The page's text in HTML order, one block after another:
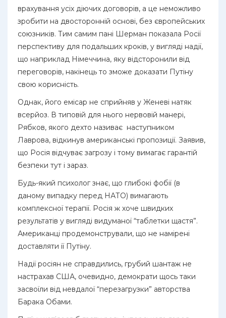
врахування усіх діючих договорів, а це неможливо
зробити на двосторонній основі, без європейських
союзників. Тим самим пані Шерман показала Росії
перспективу для подальших кроків, у вигляді надії,
що наприклад Німеччина, яку відсторонили від
переговорів, накінець то зможе доказати Путіну
свою корисність.
Однак, його емісар не сприйняв у Женеві натяк
всерйоз. В типовій для нього нервовій манері,
Рябков, якого дехто називає наступником
Лаврова, відкинув американські пропозиції. Заявив,
що Росія відчуває загрозу і тому вимагає гарантій
безпеки тут і зараз.
Будь-який психолог знає, що глибокі фобії (в
даному випадку перед НАТО) вимагають
комплексної терапії. Росія ж хоче швидких
результатів у вигляді видуманої “таблетки щастя”.
Американці продемонстрували, що не намірені
доставляти її Путіну.
Надії росіян не справдились, грубий шантаж не
настрахав США, очевидно, демократи щось таки
засвоїли від невдалої “перезагрузки” авторства
Барака Обами.